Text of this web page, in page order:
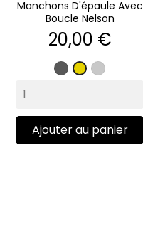
Manchons D'épaule Avec
Boucle Nelson
Prix
20,00 €
GrisOr Argent
Ajouter au panier